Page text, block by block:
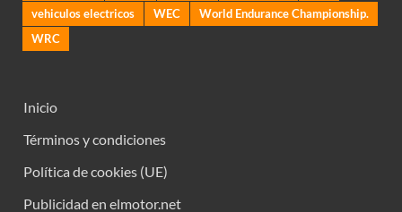
vehiculos electricos
WEC
World Endurance Championship.
WRC
Inicio
Términos y condiciones
Política de cookies (UE)
Publicidad en elmotor.net